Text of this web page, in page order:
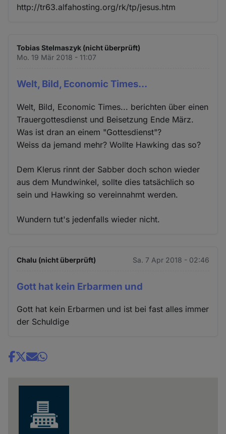
http://tr63.alfahosting.org/rk/tp/jesus.htm
Tobias Stelmaszyk (nicht überprüft)
Mo. 19 Mär 2018 - 11:07
Welt, Bild, Economic Times...
Welt, Bild, Economic Times... berichten über einen
Trauergottesdienst und Beisetzung Ende März.
Was ist dran an einem "Gottesdienst"?
Weiss da jemand mehr? Wollte Hawking das so?
Dem Klerus rinnt der Sabber doch schon wieder
aus dem Mundwinkel, sollte dies tatsächlich so
sein und Hawking so vereinnahmt werden.
Wundern tut's jedenfalls wieder nicht.
Chalu (nicht überprüft) Sa. 7 Apr 2018 - 02:46
Gott hat kein Erbarmen und
Gott hat kein Erbarmen und ist bei fast alles immer
der Schuldige
Share